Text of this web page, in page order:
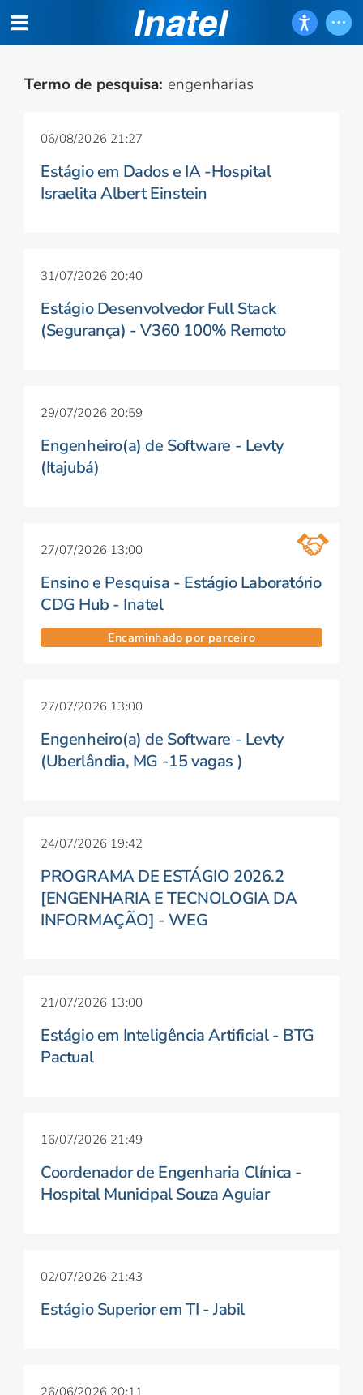
Termo de pesquisa: engenharias
06/08/2026 21:27
Estágio em Dados e IA -Hospital
Israelita Albert Einstein
31/07/2026 20:40
Estágio Desenvolvedor Full Stack
(Segurança) - V360 100% Remoto
29/07/2026 20:59
Engenheiro(a) de Software - Levty
(Itajubá)
27/07/2026 13:00
Ensino e Pesquisa - Estágio Laboratório
CDG Hub - Inatel
Encaminhado por parceiro
27/07/2026 13:00
Engenheiro(a) de Software - Levty
(Uberlândia, MG -15 vagas )
24/07/2026 19:42
PROGRAMA DE ESTÁGIO 2026.2
[ENGENHARIA E TECNOLOGIA DA
INFORMAÇÃO] - WEG
21/07/2026 13:00
Estágio em Inteligência Artificial - BTG
Pactual
16/07/2026 21:49
Coordenador de Engenharia Clínica -
Hospital Municipal Souza Aguiar
02/07/2026 21:43
Estágio Superior em TI - Jabil
26/06/2026 20:11